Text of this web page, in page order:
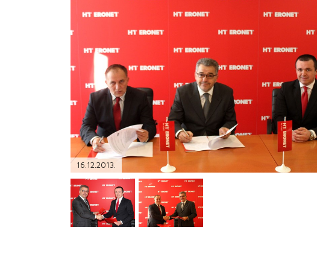
TELEFONSKI IMENIK
16.12.2013.